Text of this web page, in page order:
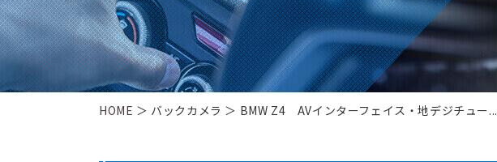
HOME ＞ バックカメラ ＞ BMW Z4 AVインターフェイス・地デジチュー...